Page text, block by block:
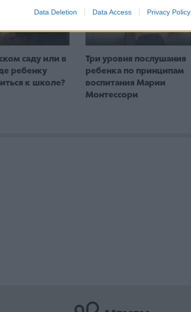
Data Deletion Data Access Privacy Policy
саду или в
ребенку
к школе?
Три уровня послушания
ребенка по принципам
воспитания Марии
Монтессори